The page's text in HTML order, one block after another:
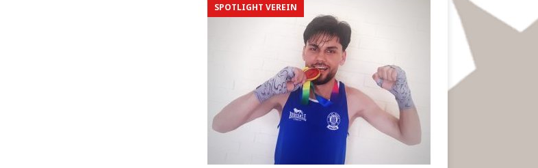
SPOTLIGHT VEREIN